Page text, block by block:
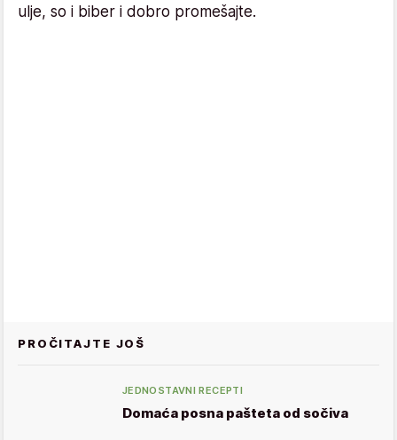
ulje, so i biber i dobro promešajte.
PROČITAJTE JOŠ
JEDNOSTAVNI RECEPTI
Domaća posna pašteta od sočiva